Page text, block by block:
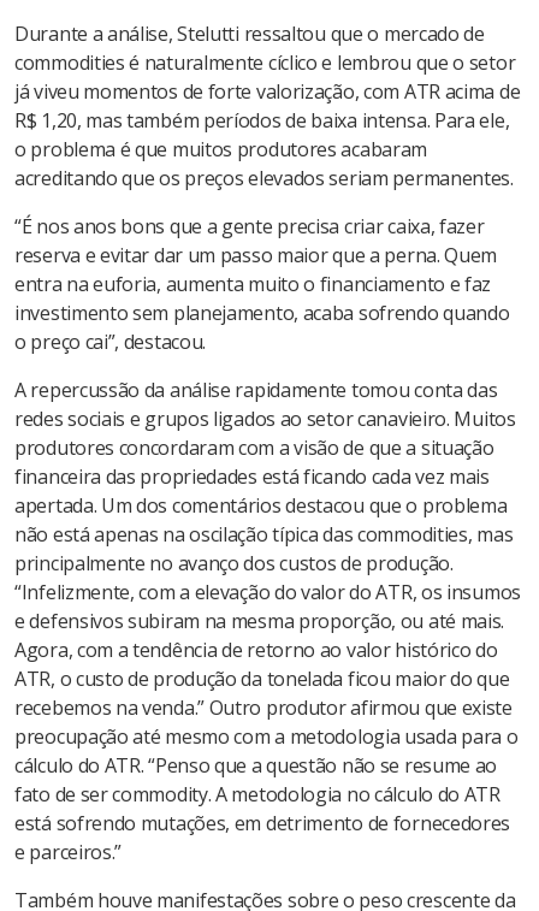
Durante a análise, Stelutti ressaltou que o mercado de
commodities é naturalmente cíclico e lembrou que o setor
já viveu momentos de forte valorização, com ATR acima de
R$ 1,20, mas também períodos de baixa intensa. Para ele,
o problema é que muitos produtores acabaram
acreditando que os preços elevados seriam permanentes.
“É nos anos bons que a gente precisa criar caixa, fazer
reserva e evitar dar um passo maior que a perna. Quem
entra na euforia, aumenta muito o financiamento e faz
investimento sem planejamento, acaba sofrendo quando
o preço cai”, destacou.
A repercussão da análise rapidamente tomou conta das
redes sociais e grupos ligados ao setor canavieiro. Muitos
produtores concordaram com a visão de que a situação
financeira das propriedades está ficando cada vez mais
apertada. Um dos comentários destacou que o problema
não está apenas na oscilação típica das commodities, mas
principalmente no avanço dos custos de produção.
“Infelizmente, com a elevação do valor do ATR, os insumos
e defensivos subiram na mesma proporção, ou até mais.
Agora, com a tendência de retorno ao valor histórico do
ATR, o custo de produção da tonelada ficou maior do que
recebemos na venda.” Outro produtor afirmou que existe
preocupação até mesmo com a metodologia usada para o
cálculo do ATR. “Penso que a questão não se resume ao
fato de ser commodity. A metodologia no cálculo do ATR
está sofrendo mutações, em detrimento de fornecedores
e parceiros.”
Também houve manifestações sobre o peso crescente da